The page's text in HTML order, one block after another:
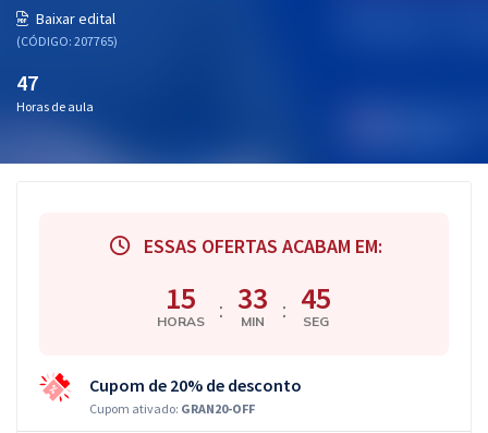
Aprovados
Baixar edital
(CÓDIGO: 207765)
47
Horas de aula
ESSAS OFERTAS ACABAM EM:
15
HORAS : 33
MIN : 44
SEG
Cupom de 20% de desconto
Cupom ativado: GRAN20-OFF